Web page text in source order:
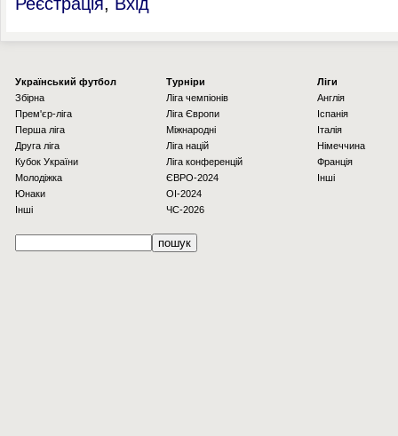
Українcький футбол
Збірна
Прем'єр-ліга
Перша ліга
Друга ліга
Кубок України
Молодіжка
Юнаки
Інші
Турніри
Ліга чемпіонів
Ліга Європи
Міжнародні
Ліга націй
Ліга конференцій
ЄВРО-2024
OI-2024
ЧС-2026
Ліги
Англія
Іспанія
Італія
Німеччина
Франція
Інші